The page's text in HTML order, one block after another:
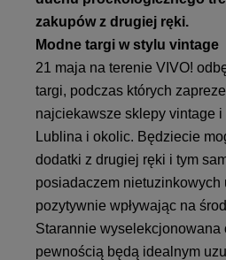
zakupów z drugiej ręki.
Modne targi w stylu vintage
21 maja na terenie VIVO!
targi, podczas których
najciekawsze sklepy vintage i
Lublina i okolic. Będziecie
dodatki z drugiej ręki i tym
posiadaczem nietuzinkowych
pozytywnie wpływając na
Starannie wyselekcjonowana
pewnością będą idealnym